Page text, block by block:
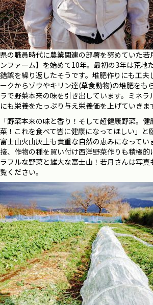
県の職員時代に農業関連の部署を努めていた
ンファーム】を始めて10年。最初の3年は荒地
錯誤を繰り返したそうです。堆肥作りにも工
ークからゾウやキリン達(草食動物)の堆肥をも
ラで野菜本来の味を引き出しています。ミネ
にも栄養をたっぷり与え栄養価を上げていきま
「野菜本来の味と香り！そして超健康野菜。
菜！これを食べて皆に健康になってほしい」と
富士山火山灰土も貴重な自然の恵みになってい
接、作物の種を買い付け西洋野菜作りも積極的
ラフルな野菜と雄大な富士山！若月さんは写真
覧ください。